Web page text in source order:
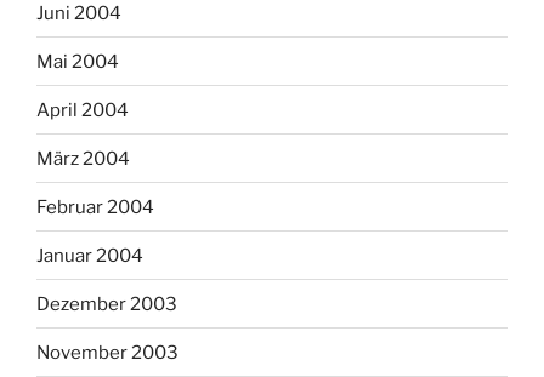
Juni 2004
Mai 2004
April 2004
März 2004
Februar 2004
Januar 2004
Dezember 2003
November 2003